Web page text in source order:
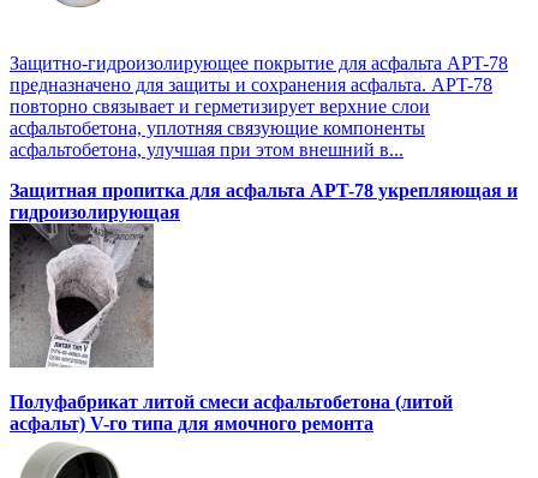
Защитно-гидроизолирующее покрытие для асфальта APT-78
предназначено для защиты и сохранения асфальта. APT-78
повторно связывает и герметизирует верхние слои
асфальтобетона, уплотняя связующие компоненты
асфальтобетона, улучшая при этом внешний в...
Защитная пропитка для асфальта APT-78 укрепляющая и
гидроизолирующая
Полуфабрикат литой смеси асфальтобетона (литой
асфальт) V-го типа для ямочного ремонта